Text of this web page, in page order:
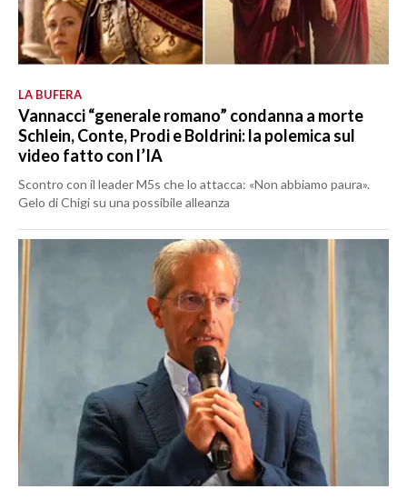
LA BUFERA
Vannacci “generale romano” condanna a morte
Schlein, Conte, Prodi e Boldrini: la polemica sul
video fatto con l’IA
Scontro con il leader M5s che lo attacca: «Non abbiamo paura».
Gelo di Chigi su una possibile alleanza